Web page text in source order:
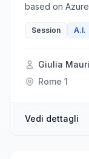
based on
over your own
Cognitive
Then, we show
Session A.I.
Giulia Mauri
Rome 1
Vedi dettagli